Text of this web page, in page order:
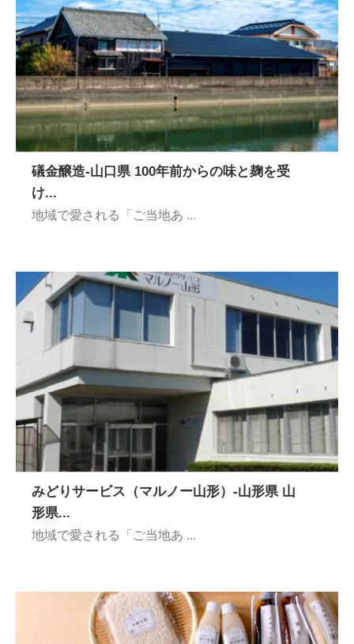
礒金醸造-山口県 100年前からの味と麹を受
け...
地域で愛される「ご当地あ ...
みどりサービス（マルノー山形）-山形県 山
形県...
地域で愛される「ご当地あ ...